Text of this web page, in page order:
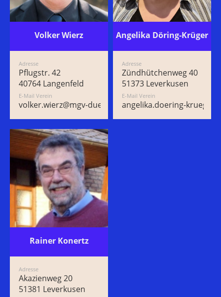
Volker Wierz
Adresse
Pflugstr. 42
40764 Langenfeld
E-Mail Verein
volker.wierz@mgv-duerscheid.de
Angelika Döring-Krüger
Adresse
Zündhütchenweg 40
51373 Leverkusen
E-Mail Verein
angelika.doering-
Rainer Konertz
Adresse
Akazienweg 20
51381 Leverkusen